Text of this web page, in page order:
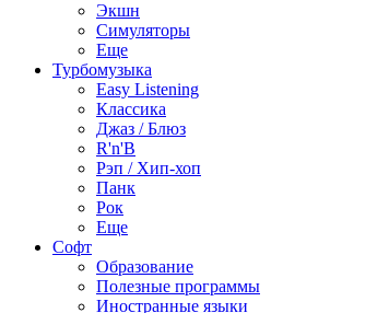
Экшн
Симуляторы
Еще
Турбомузыка
Easy Listening
Классика
Джаз / Блюз
R'n'B
Рэп / Хип-хоп
Панк
Рок
Еще
Софт
Образование
Полезные программы
Иностранные языки